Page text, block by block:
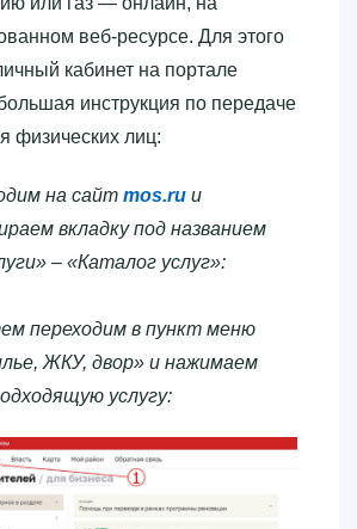
веб-ресурсе. Для этого
кабинет на портале
инструкция по передаче
физических лиц:
на сайт mos.ru и
вкладку под названием
– «Каталог услуг»:
переходим в пункт меню
ЖКУ, двор» и нажимаем
услугу: